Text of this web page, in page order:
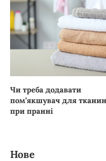
Чи треба додавати
пом’якшувач для тканин
при пранні
Нове